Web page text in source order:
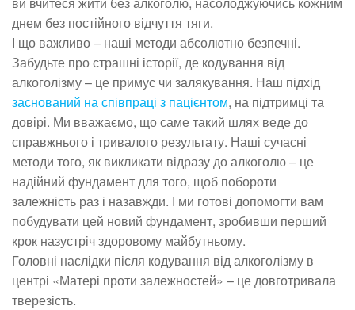
днем без постійного відчуття тяги.
І що важливо – наші методи абсолютно безпечні.
Забудьте про страшні історії, де кодування від
алкоголізму – це примус чи залякування. Наш підхід
заснований на співпраці з пацієнтом, на підтримці та
довірі. Ми вважаємо, що саме такий шлях веде до
справжнього і тривалого результату. Наші сучасні
методи того, як викликати відразу до алкоголю – це
надійний фундамент для того, щоб побороти
залежність раз і назавжди. І ми готові допомогти вам
побудувати цей новий фундамент, зробивши перший
крок назустріч здоровому майбутньому.
Головні наслідки після кодування від алкоголізму в
центрі «Матері проти залежностей» – це довготривала
тверезість.